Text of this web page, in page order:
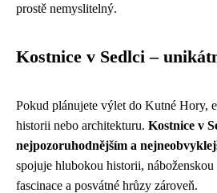
prostě nemyslitelný.
Kostnice v Sedlci –
Pokud plánujete výlet do Kutné Hory,
historii nebo architekturu. Kostnice v
nejpozoruhodnějším a
spojuje hlubokou historii,
fascinace a posvátné hrůzy zároveň.